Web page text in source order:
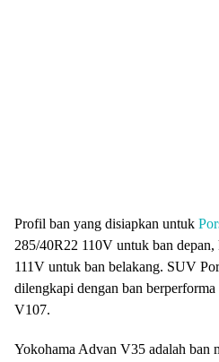
Profil ban yang disiapkan untuk
285/40R22 110V untuk ban
111V untuk ban belakang. SUV
dilengkapi dengan ban
V107.
Yokohama Advan V35 adalah ban